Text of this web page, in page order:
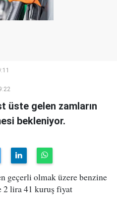
üste gelen zamların
bekleniyor.
geçerli olmak üzere benzine
2 lira 41 kuruş fiyat